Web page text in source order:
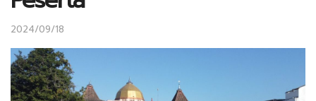
2024/09/18